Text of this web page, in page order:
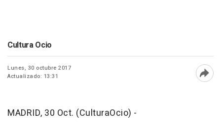
Cultura Ocio
Lunes, 30 octubre 2017
Actualizado: 13:31
MADRID, 30 Oct. (CulturaOcio) -